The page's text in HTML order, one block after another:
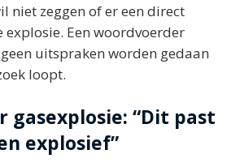
niet zeggen of er een direct
explosie. Een woordvoerder
uitspraken worden gedaan
loopt.
gasexplosie: “Dit past
explosief”